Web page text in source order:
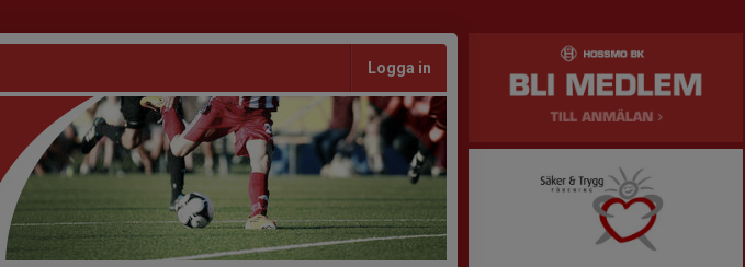
Logga in